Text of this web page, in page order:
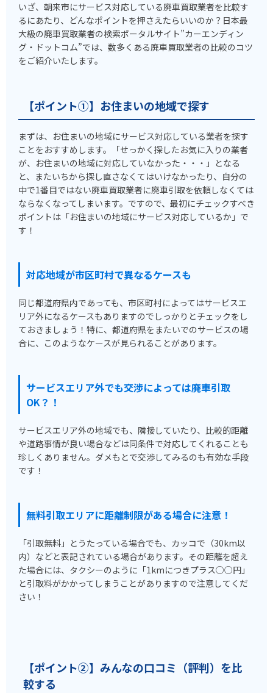
いざ、朝来市にサービス対応している廃車買取業者を比較す
るにあたり、どんなポイントを押さえたらいいのか？日本最
大級の廃車買取業者の検索ポータルサイト”カーエンディン
グ・ドットコム”では、数多くある廃車買取業者の比較のコツ
をご紹介いたします。
【ポイント①】お住まいの地域で探す
まずは、お住まいの地域にサービス対応している業者を探す
ことをおすすめします。「せっかく探したお気に入りの業者
が、お住まいの地域に対応していなかった・・・」となる
と、またいちから探し直さなくてはいけなかったり、自分の
中で1番目ではない廃車買取業者に廃車引取を依頼しなくては
ならなくなってしまいます。ですので、最初にチェックすべき
ポイントは「お住まいの地域にサービス対応しているか」で
す！
対応地域が市区町村で異なるケースも
同じ都道府県内であっても、市区町村によってはサービスエ
リア外になるケースもありますのでしっかりとチェックをし
ておきましょう！特に、都道府県をまたいでのサービスの場
合に、このようなケースが見られることがあります。
サービスエリア外でも交渉によっては廃車引取
OK？！
サービスエリア外の地域でも、隣接していたり、比較的距離
や道路事情が良い場合などは同条件で対応してくれることも
珍しくありません。ダメもとで交渉してみるのも有効な手段
です！
無料引取エリアに距離制限がある場合に注意！
「引取無料」とうたっている場合でも、カッコで（30km以
内）などと表記されている場合があります。その距離を超え
た場合には、タクシーのように「1kmにつきプラス○○円」
と引取料がかかってしまうことがありますので注意してくだ
さい！
【ポイント②】みんなの口コミ（評判）を比
較する